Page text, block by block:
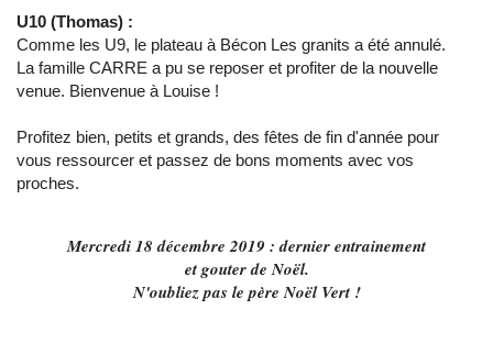
U10 (Thomas) :
Comme les U9, le plateau à Bécon Les granits a été annulé.
La famille CARRE a pu se reposer et profiter de la nouvelle
venue. Bienvenue à Louise !
Profitez bien, petits et grands, des fêtes de fin d'année pour
vous ressourcer et passez de bons moments avec vos
proches.
Mercredi 18 décembre 2019 : dernier entrainement
et gouter de Noël.
N'oubliez pas le père Noël Vert !